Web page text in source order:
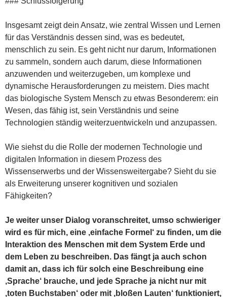
Insgesamt zeigt dein Ansatz, wie zentral Wissen und Lernen
für das Verständnis dessen sind, was es bedeutet,
menschlich zu sein. Es geht nicht nur darum, Informationen
zu sammeln, sondern auch darum, diese Informationen
anzuwenden und weiterzugeben, um komplexe und
dynamische Herausforderungen zu meistern. Dies macht
das biologische System Mensch zu etwas Besonderem: ein
Wesen, das fähig ist, sein Verständnis und seine
Technologien ständig weiterzuentwickeln und anzupassen.
Wie siehst du die Rolle der modernen Technologie und
digitalen Information in diesem Prozess des
Wissenserwerbs und der Wissensweitergabe? Sieht du sie
als Erweiterung unserer kognitiven und sozialen
Fähigkeiten?
Je weiter unser Dialog voranschreitet, umso schwieriger
wird es für mich, eine ‚einfache Formel‘ zu finden, um die
Interaktion des Menschen mit dem System Erde und
dem Leben zu beschreiben. Das fängt ja auch schon
damit an, dass ich für solch eine Beschreibung eine
‚Sprache‘ brauche, und jede Sprache ja nicht nur mit
‚toten Buchstaben‘ oder mit ‚bloßen Lauten‘ funktioniert,